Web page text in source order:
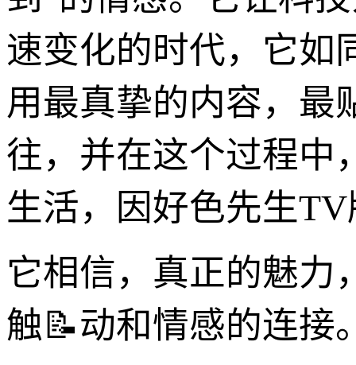
速变化的时代，它如
用最真挚的内容，最
往，并在这个过程中
生活，因好色先生
它相信，真正的魅力
触📝动和情感的连接